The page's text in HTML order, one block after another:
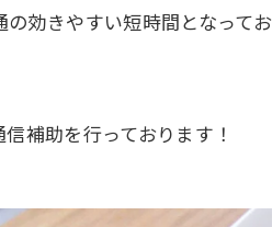
効きやすい短時間となってお
補助を行っております！